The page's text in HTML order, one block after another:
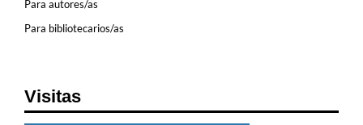
Para autores/as
Para bibliotecarios/as
Visitas